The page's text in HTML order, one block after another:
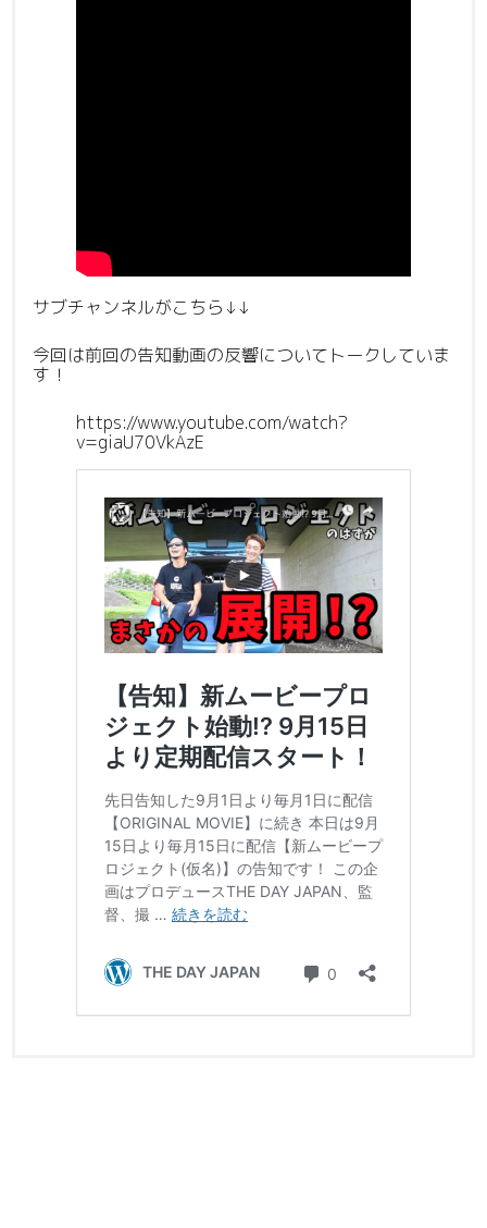
サブチャンネルがこちら↓↓
今回は前回の告知動画の反響についてトークしていま
す！
https://www.youtube.com/watch?
v=giaU70VkAzE